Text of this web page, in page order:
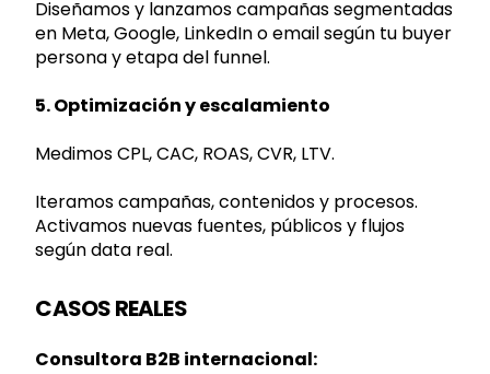
Diseñamos y lanzamos campañas segmentadas
en Meta, Google, LinkedIn o email según tu buyer
persona y etapa del funnel.
5. Optimización y escalamiento
Medimos CPL, CAC, ROAS, CVR, LTV.
Iteramos campañas, contenidos y procesos.
Activamos nuevas fuentes, públicos y flujos
según data real.
CASOS REALES
Consultora B2B internacional: